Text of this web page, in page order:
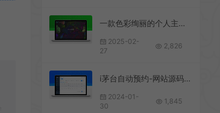
一款色彩绚丽的个人主页源码
2025-02-
27
2,826
i茅台自动预约-网站源码+客户端版本
2024-01-
30
1,845